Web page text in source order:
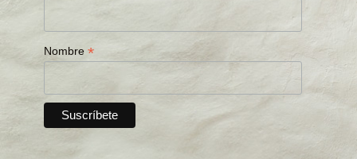
Nombre*